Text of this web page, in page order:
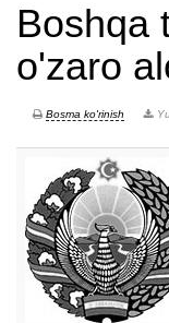
Boshqa
o'zaro
Bosma ko'rinish